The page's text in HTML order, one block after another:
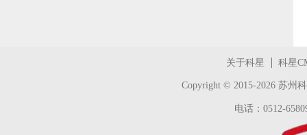
关于科星 科星
Copyright © 2015-2026 苏州
电话：0512-